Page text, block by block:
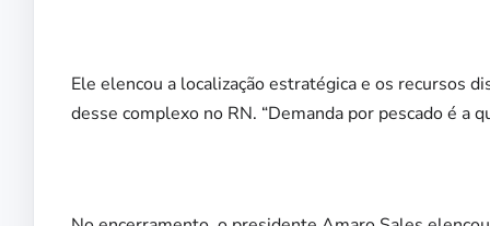
Ele elencou a localização estratégica e os recursos
desse complexo no RN. “Demanda por pescado é a